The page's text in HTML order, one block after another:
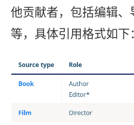
他贡献者，包括编辑
等，具体引用格式如下：